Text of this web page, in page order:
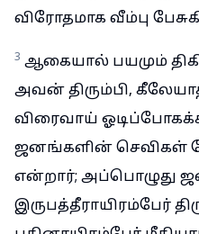
விரோதமாக வீம்பு
3 ஆகையால் பயமும்
அவன் திரும்பி,
விரைவாய்
ஜனங்களின் செவிகள்
என்றார்; அப்பொழுது
இருபத்தீராயிரம்பேர்